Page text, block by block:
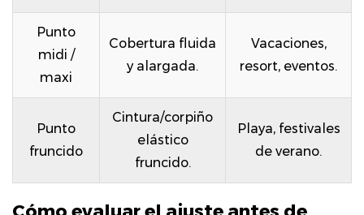
los
diferentes
precios
Punto
midi /
maxi
Cobertura fluida
y alargada.
Vacaciones,
resort, eventos.
Punto
fruncido
Cintura/corpiño
elástico
fruncido.
Playa, festivales
de verano.